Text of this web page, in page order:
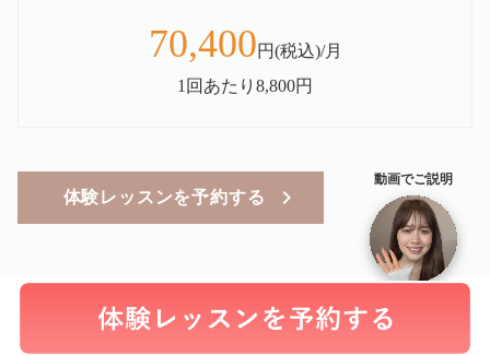
70,400円(税込)/月
1回あたり8,800円
体験レッスンを予約する
動画でご説明